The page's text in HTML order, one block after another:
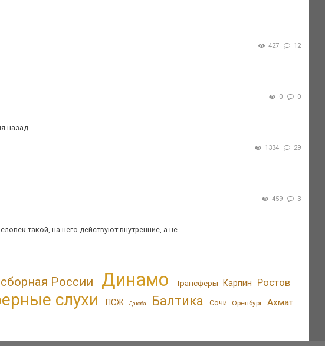
427 12
0 0
назад.
1334 29
459 3
такой, на него действуют внутренние, а не ...
сборная России Динамо Трансферы Карпин Ростов
слухи ПСЖ Дзюба Балтика Сочи Оренбург Ахмат